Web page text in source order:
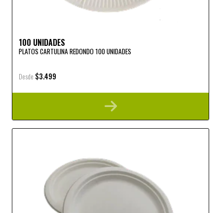
100 UNIDADES
PLATOS CARTULINA REDONDO 100 UNIDADES
Desde $3.499